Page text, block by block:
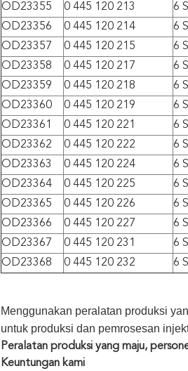
OD23355
0 445 120 213 6
OD23356
0 445 120 214 6
OD23357
0 445 120 215 6
OD23358
0 445 120 217 6
OD23359
0 445 120 218 6
OD23360
0 445 120 219 6
OD23361
0 445 120 221 6
OD23362
0 445 120 222 6
OD23363
0 445 120 224 6
OD23364
0 445 120 225 6
OD23365
0 445 120 226 6
OD23366
0 445 120 227 6
OD23367
0 445 120 231 6
OD23368
0 445 120 232 6
Menggunakan peralatan produksi
untuk produksi dan pemrosesan
Peralatan produksi yang maju,
Keuntungan kami